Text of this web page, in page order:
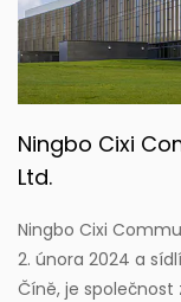
Ningbo Cixi
Ltd.
Ningbo Cixi
2. února 2024 a
Číně, je